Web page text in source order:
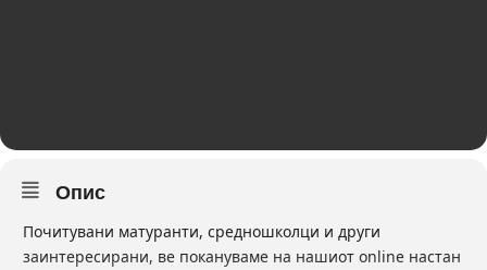
Опис
Почитувани матуранти, средношколци и други
заинтересирани, ве покануваме на нашиот online настан